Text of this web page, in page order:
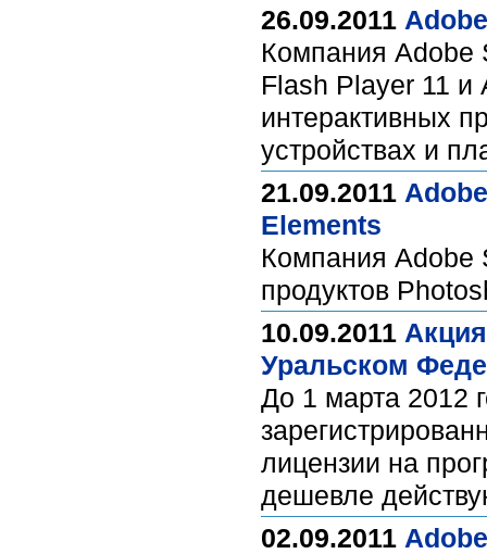
26.09.2011
Компания Adobe
Flash Player 11
интерактивных
устройствах и
21.09.2011
Elements
Компания Adobe
продуктов
10.09.2011
Уральском
До 1 марта 2012
лицензии на
дешевле
02.09.2011